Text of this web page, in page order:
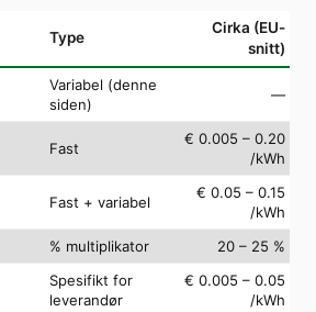
Type
Cirka (EU-
snitt)
Variabel (denne
siden)
—
Fast
€ 0.005 – 0.20
/kWh
Fast + variabel
€ 0.05 – 0.15
/kWh
% multiplikator
20 – 25 %
Spesifikt for
leverandør
€ 0.005 – 0.05
/kWh